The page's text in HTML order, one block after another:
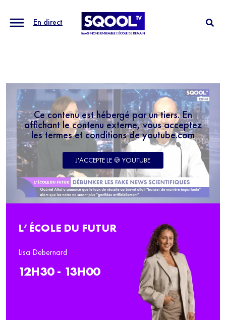
En direct
Ce contenu est hébergé par un tiers. En
affichant le contenu externe, vous acceptez
les termes et conditions de youtube.com
J'ACCEPTE LE 🍪 YOUTUBE
L’ÉCOLE DU FUTUR
Lisa Debernard
12H30 - 13H00